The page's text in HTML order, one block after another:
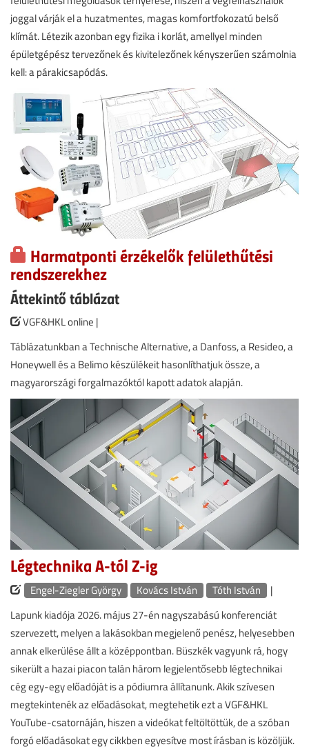
joggal várják el a huzatmentes, magas komfortfokozatú belső
klímát. Létezik azonban egy fizika i korlát, amellyel minden
épületgépész tervezőnek és kivitelezőnek kényszerűen számolnia
kell: a párakicsapódás.
Harmatponti érzékelők felülethűtési
rendszerekhez
Áttekintő táblázat
VGF&HKL online |
Táblázatunkban a Technische Alternative, a Danfoss, a Resideo, a
Honeywell és a Belimo készülékeit hasonlíthatjuk össze, a
magyarországi forgalmazóktól kapott adatok alapján.
Légtechnika A-tól Z-ig
Engel-Ziegler György Kovács István Tóth István
|
Lapunk kiadója 2026. május 27-én nagyszabású konferenciát
szervezett, melyen a lakásokban megjelenő penész, helyesebben
annak elkerülése állt a középpontban. Büszkék vagyunk rá, hogy
sikerült a hazai piacon talán három legjelentősebb légtechnikai
cég egy-egy előadóját is a pódiumra állítanunk. Akik szívesen
megtekintenék az előadásokat, megtehetik ezt a VGF&HKL
YouTube-csatornáján, hiszen a videókat feltöltöttük, de a szóban
forgó előadásokat egy cikkben egyesítve most írásban is közöljük.